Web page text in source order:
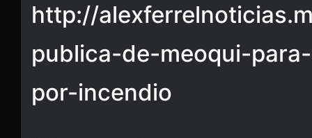
http://
publica-de-meoqui-
por-incendio